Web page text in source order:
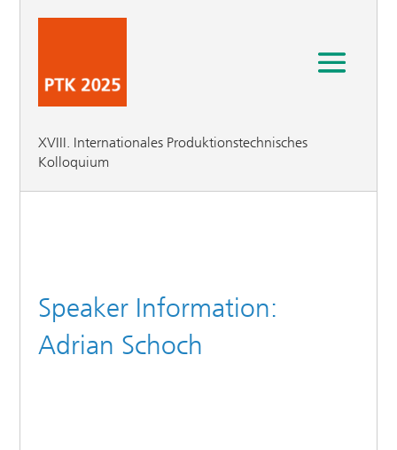
XVIII. Internationales Produktionstechnisches
Kolloquium
Speaker Information:
Adrian Schoch